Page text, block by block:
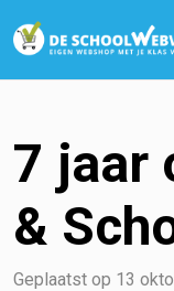
7 jaar
&
Geplaatst op 13